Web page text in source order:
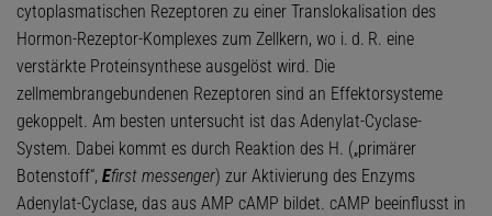
cytoplasmatischen Rezeptoren zu einer Translokalisation des
Hormon-Rezeptor-Komplexes zum Zellkern, wo i. d. R. eine
verstärkte Proteinsynthese ausgelöst wird. Die
zellmembrangebundenen Rezeptoren sind an Effektorsysteme
gekoppelt. Am besten untersucht ist das Adenylat-Cyclase-
System. Dabei kommt es durch Reaktion des H. („primärer
Botenstoff“, Efirst messenger) zur Aktivierung des Enzyms
Adenylat-Cyclase, das aus AMP cAMP bildet. cAMP beeinflusst in